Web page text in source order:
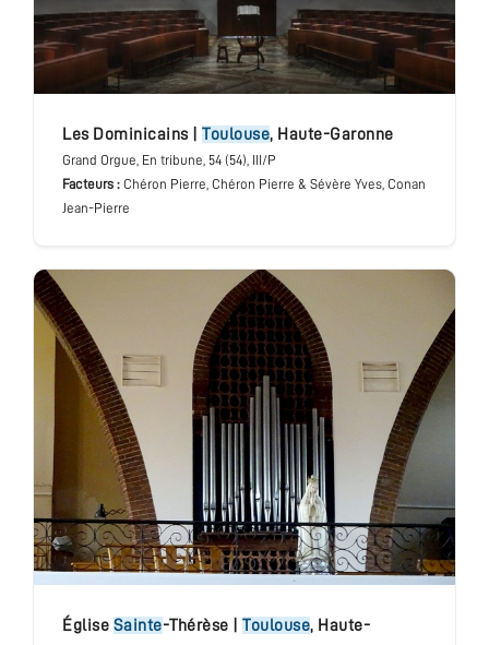
Les Dominicains| Toulouse, Haute-Garonne
Grand Orgue , En tribune , 54 (54), III/P
Facteurs : Chéron Pierre, Chéron Pierre & Sévère Yves, Conan
Jean-Pierre
église Sainte-Thérèse Toulouse, Haute-